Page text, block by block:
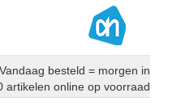
besteld = morgen in
artikelen online op voorraad